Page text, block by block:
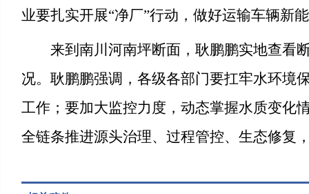
业要扎实开展“净厂”行动，做好运输车辆新
来到南川河南坪断面，耿鹏鹏实地查看
况。耿鹏鹏强调，各级各部门要扛牢水环境
工作；要加大监控力度，动态掌握水质变化
全链条推进源头治理、过程管控、生态修复